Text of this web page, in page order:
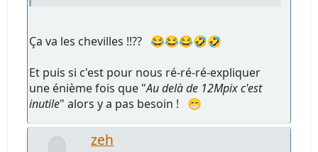
Ça va les chevilles !!?? 😂😂😂🤣🤣
Et puis si c'est pour nous ré-ré-ré-expliquer
une énième fois que "Au delà de 12Mpix c'est
inutile" alors y a pas besoin ! 😁
zeh